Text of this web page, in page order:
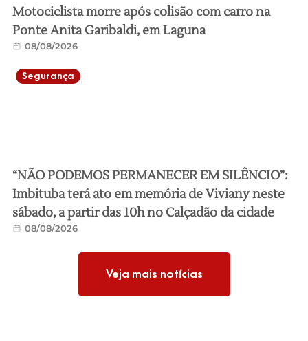
Motociclista morre após colisão com carro na
Ponte Anita Garibaldi, em Laguna
08/08/2026
Segurança
“NÃO PODEMOS PERMANECER EM SILÊNCIO”:
Imbituba terá ato em memória de Viviany neste
sábado, a partir das 10h no Calçadão da cidade
08/08/2026
Veja mais notícias